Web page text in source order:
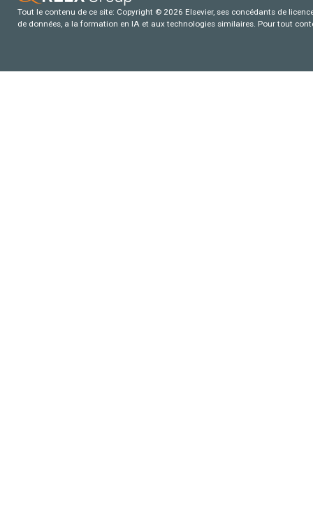
Tout le contenu de ce site: Copyright © 2026 Elsevier, ses concédants de
de données, a la formation en IA et aux technologies similaires. Pour tout